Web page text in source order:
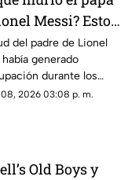
Messi? Esto
sobre su
del padre de Lionel
generado
durante los
meses, especialmente
2026 03:08 p. m.
Old Boys y